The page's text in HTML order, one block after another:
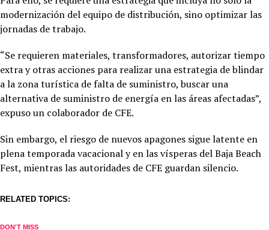
modernización del equipo de distribución, sino optimizar las
jornadas de trabajo.
“Se requieren materiales, transformadores, autorizar tiempo
extra y otras acciones para realizar una estrategia de blindar
a la zona turística de falta de suministro, buscar una
alternativa de suministro de energía en las áreas afectadas”,
expuso un colaborador de CFE.
Sin embargo, el riesgo de nuevos apagones sigue latente en
plena temporada vacacional y en las vísperas del Baja Beach
Fest, mientras las autoridades de CFE guardan silencio.
RELATED TOPICS:
DON'T MISS